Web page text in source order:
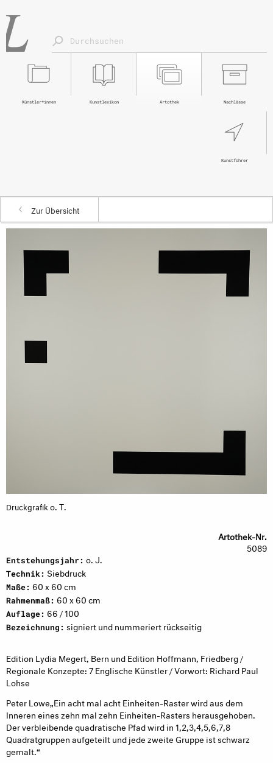
Nachlässe
Artothek
Kunstlexikon
Künstler*innen
Kunstführer
Zur Übersicht
Druckgrafik o. T.
Artothek-Nr.
5089
Entstehungsjahr: o. J.
Technik: Siebdruck
Maße: 60 x 60 cm
Rahmenmaß: 60 x 60 cm
Auflage: 66 / 100
Bezeichnung: signiert und nummeriert rückseitig
Edition Lydia Megert, Bern und Edition Hoffmann, Friedberg /
Regionale Konzepte: 7 Englische Künstler / Vorwort: Richard Paul
Lohse
Peter Lowe„Ein acht mal acht Einheiten-Raster wird aus dem
Inneren eines zehn mal zehn Einheiten-Rasters herausgehoben.
Der verbleibende quadratische Pfad wird in 1,2,3,4,5,6,7,8
Quadratgruppen aufgeteilt und jede zweite Gruppe ist schwarz
gemalt.“